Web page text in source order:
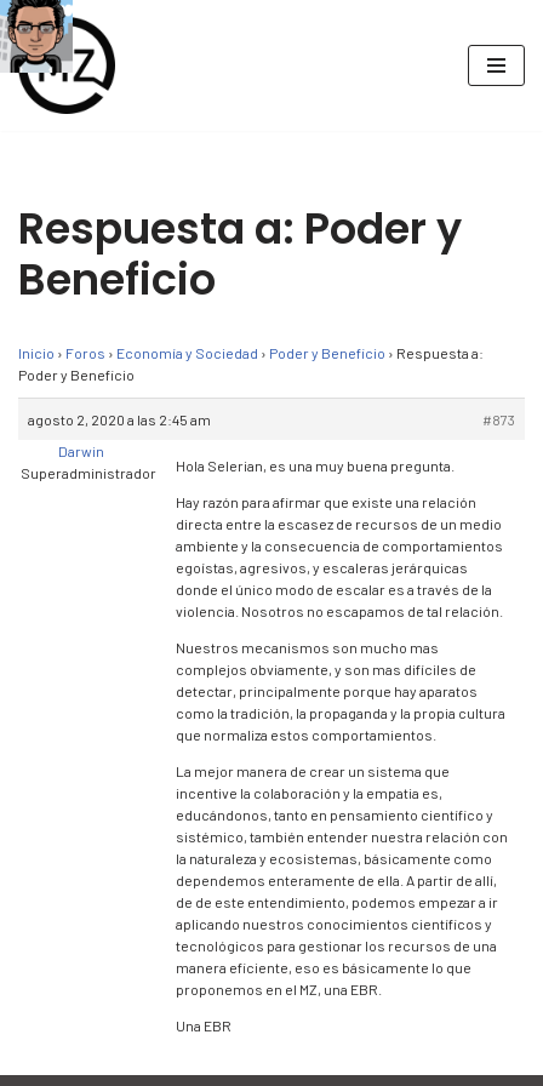
Saltar
al
Respuesta a: Poder y
Beneficio
Inicio › Foros › Economía y Sociedad › Poder y Beneficio › Respuesta a:
Poder y Beneficio
agosto 2, 2020 a las 2:45 am
#873
Darwin
Superadministrador
Hola Selerian, es una muy buena pregunta.
Hay razón para afirmar que existe una relación
directa entre la escasez de recursos de un medio
ambiente y la consecuencia de comportamientos
egoístas, agresivos, y escaleras jerárquicas
donde el único modo de escalar es a través de la
violencia. Nosotros no escapamos de tal relación.
Nuestros mecanismos son mucho mas
complejos obviamente, y son mas difíciles de
detectar, principalmente porque hay aparatos
como la tradición, la propaganda y la propia cultura
que normaliza estos comportamientos.
La mejor manera de crear un sistema que
incentive la colaboración y la empatia es,
educándonos, tanto en pensamiento científico y
sistémico, también entender nuestra relación con
la naturaleza y ecosistemas, básicamente como
dependemos enteramente de ella. A partir de allí,
de de este entendimiento, podemos empezar a ir
aplicando nuestros conocimientos científicos y
tecnológicos para gestionar los recursos de una
manera eficiente, eso es básicamente lo que
proponemos en el MZ, una EBR.
Una EBR